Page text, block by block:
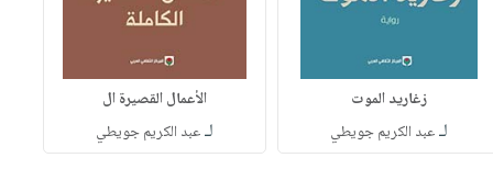
زغاريد الموت
لـعبد الكريم جويطي
الأعمال القصيرة ال
لـعبد الكريم جويطي